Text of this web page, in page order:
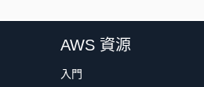
AWS 資源
入門